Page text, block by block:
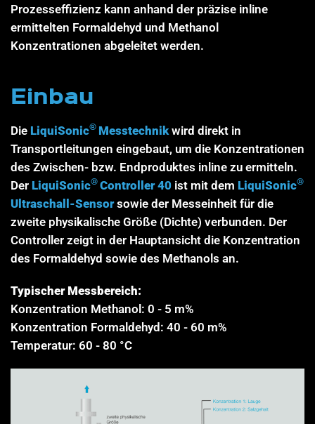
Prozesseffizienz kann anhand der präzise inline
ermittelten Formaldehyd und Methanol
Konzentrationen abgeleitet werden.
Einbau
Die LiquiSonic® Messtechnik wird direkt in
Transportleitungen eingebaut, um die Konzentrationen
des Zwischen- bzw. Endproduktes inline zu ermitteln.
Der LiquiSonic® Controller 40 ist mit dem LiquiSonic®
Ultraschall-Sensor sowie der Messeinheit für die
zweite physikalische Größe (Dichte) verbunden. Der
Controller zeigt in der Hauptansicht die Konzentration
des Formaldehyd sowie des Methanols an.
Typischer Messbereich:
Konzentration Methanol: 0 - 5 m%
Konzentration Formaldehyd: 40 - 60 m%
Temperatur: 60 - 80 °C